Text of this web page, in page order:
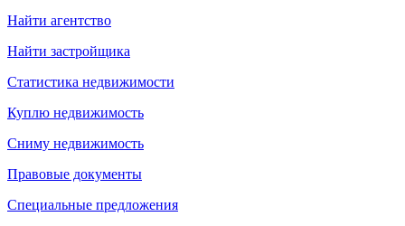
Найти агентство
Найти застройщика
Статистика недвижимости
Куплю недвижимость
Сниму недвижимость
Правовые документы
Специальные предложения